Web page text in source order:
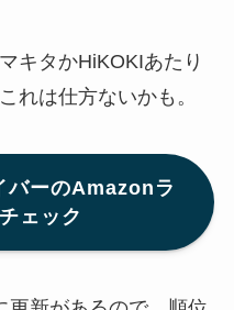
キタかHiKOKIあたり
れは仕方ないかも。
バーのAmazonラ
ェック